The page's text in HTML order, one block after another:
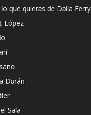
que quieras de Dalia Ferry
López
Durán
Sala